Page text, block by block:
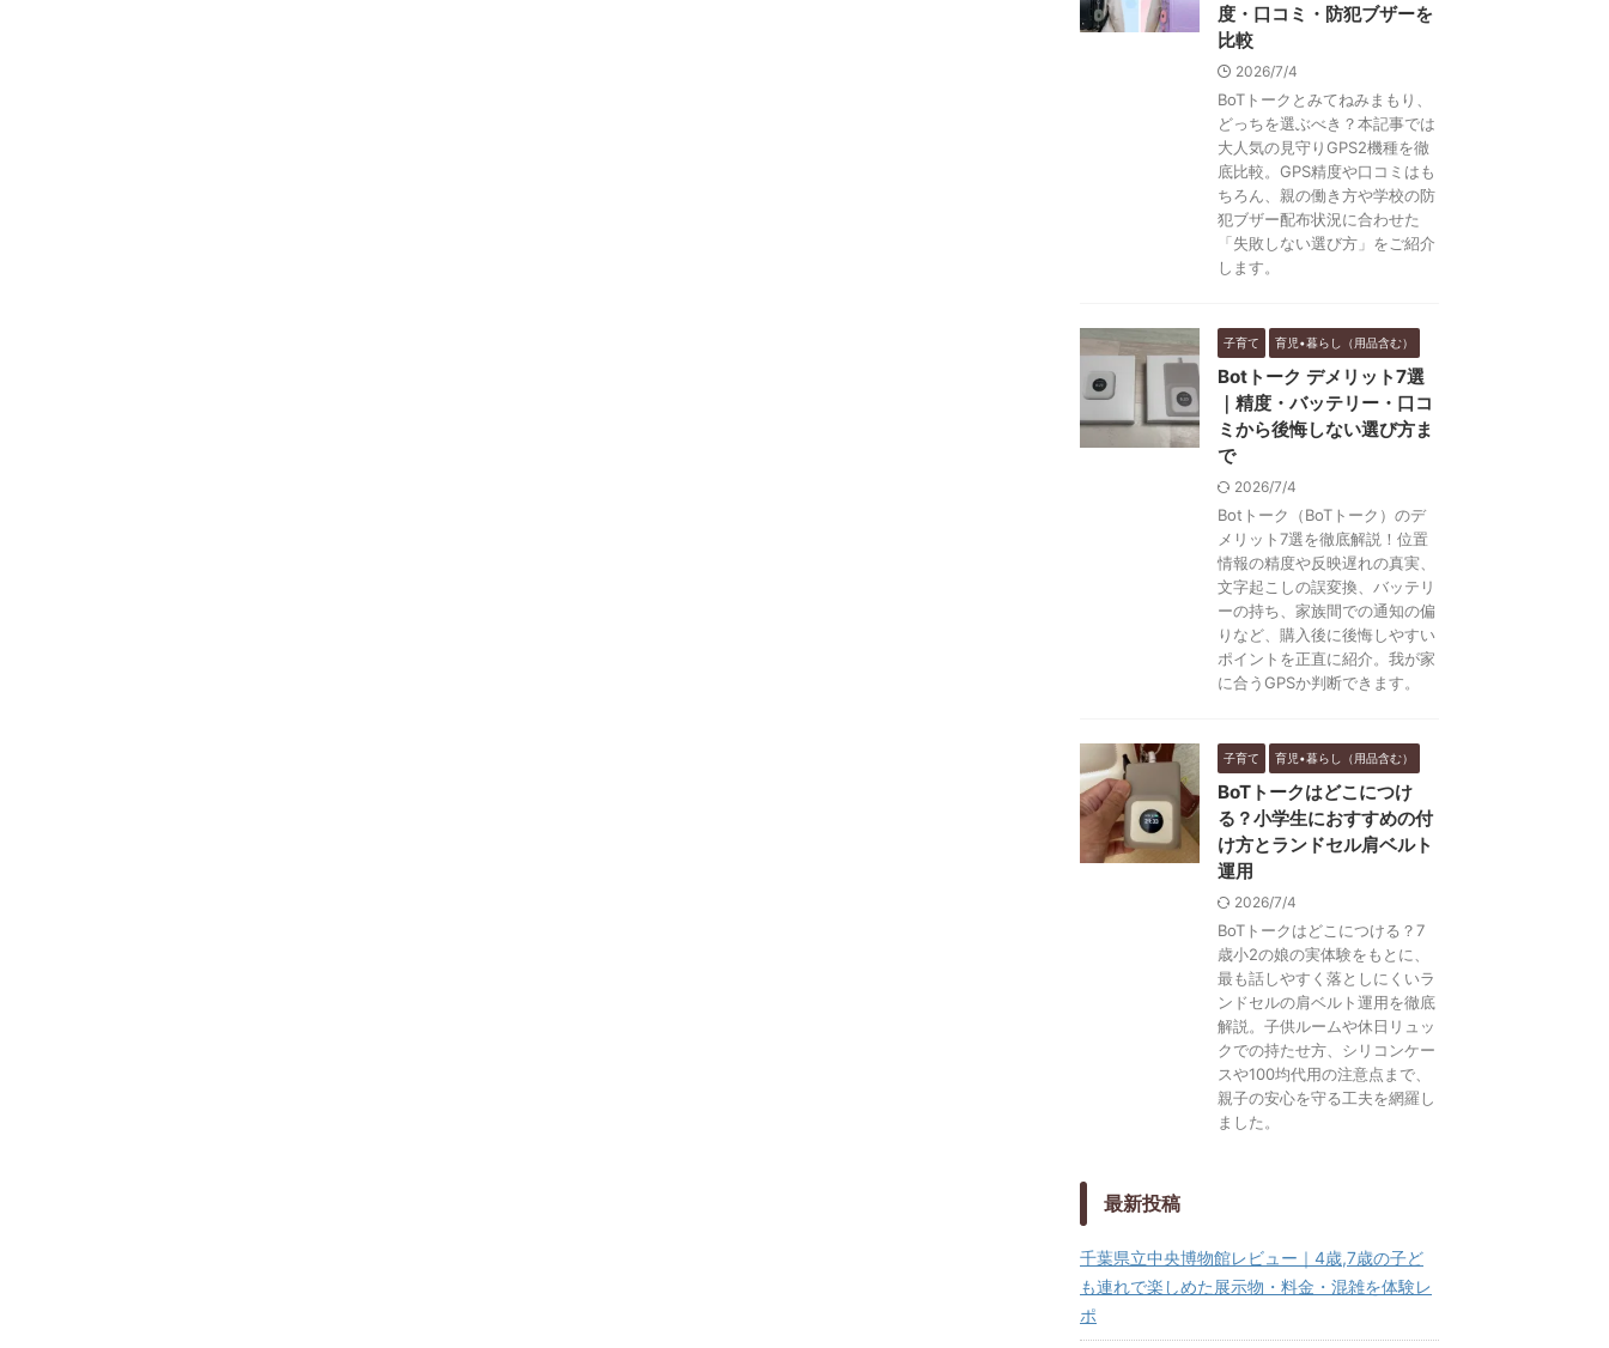
度・口コミ・防犯ブザーを
比較
2026/7/4
BoTトークとみてねみまもり、
どっちを選ぶべき？本記事では
大人気の見守りGPS2機種を徹
底比較。GPS精度や口コミはも
ちろん、親の働き方や学校の防
犯ブザー配布状況に合わせた
「失敗しない選び方」をご紹介
します。
子育て 育児•暮らし（用品含む）
Botトーク デメリット7選
｜精度・バッテリー・口コ
ミから後悔しない選び方ま
で
2026/7/4
Botトーク（BoTトーク）のデ
メリット7選を徹底解説！位置
情報の精度や反映遅れの真実、
文字起こしの誤変換、バッテリ
ーの持ち、家族間での通知の偏
りなど、購入後に後悔しやすい
ポイントを正直に紹介。我が家
に合うGPSか判断できます。
子育て 育児•暮らし（用品含む）
BoTトークはどこにつけ
る？小学生におすすめの付
け方とランドセル肩ベルト
運用
2026/7/4
BoTトークはどこにつける？7
歳小2の娘の実体験をもとに、
最も話しやすく落としにくいラ
ンドセルの肩ベルト運用を徹底
解説。子供ルームや休日リュッ
クでの持たせ方、シリコンケー
スや100均代用の注意点まで、
親子の安心を守る工夫を網羅し
ました。
最新投稿
千葉県立中央博物館レビュー｜4歳,7歳の子ど
も連れで楽しめた展示物・料金・混雑を体験レ
ポ